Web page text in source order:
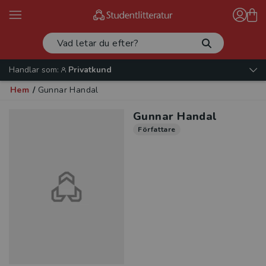
Handlar som:
Privatkund
Hem / Gunnar Handal
Gunnar Handal
Författare